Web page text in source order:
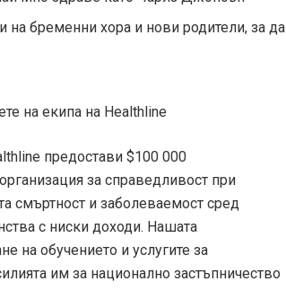
бременни хора и нови родители, за да
на екипа на Healthline
предостави $100 000
за справедливост при
смъртност и заболеваемост сред
с ниски доходи. Нашата
на обучението и услугите за
им за национално застъпничество